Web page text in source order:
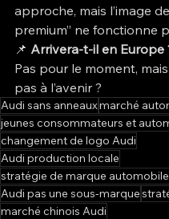
approche, mais l’image
premium” ne fonctionne
📌 Arrivera-t-il en Europe
Pas pour le moment,
pas à l’avenir ?
Audi sans anneauxmarché
jeunes consommateurs et
changement de logo Audi
Audi production locale
stratégie de marque automobile
Audi pas une sous-marque
marché chinois Audi